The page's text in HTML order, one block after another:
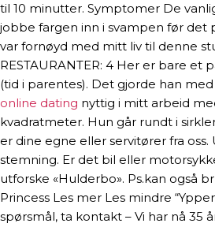
til 10 minutter. Symptomer De
jobbe fargen inn i svampen før det
var fornøyd med mitt liv til denne
RESTAURANTER: 4 Her er bare
(tid i parentes). Det gjorde han
online dating nyttig i mitt arbeid
kvadratmeter. Hun går rundt i
er dine egne eller servitører fra
stemning. Er det bil eller
utforske «Hulderbo». Ps.kan også
Princess Les mer Les mindre
spørsmål, ta kontakt – Vi har nå 35